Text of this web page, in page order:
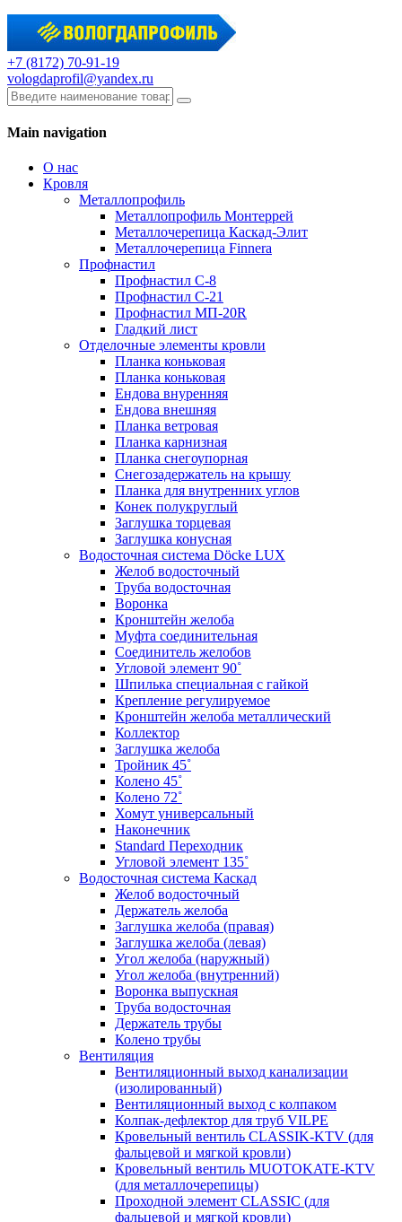
+7 (8172) 70-91-19
vologdaprofil@yandex.ru
Main navigation
О нас
Кровля
Металлопрофиль
Металлопрофиль Монтеррей
Металлочерепица Каскад-Элит
Металлочерепица Finnera
Профнастил
Профнастил С-8
Профнастил С-21
Профнастил МП-20R
Гладкий лист
Отделочные элементы кровли
Планка коньковая
Планка коньковая
Ендова внуренняя
Ендова внешняя
Планка ветровая
Планка карнизная
Планка снегоупорная
Снегозадержатель на крышу
Планка для внутренних углов
Конек полукруглый
Заглушка торцевая
Заглушка конусная
Водосточная система Döcke LUX
Желоб водосточный
Труба водосточная
Воронка
Кронштейн желоба
Муфта соединительная
Соединитель желобов
Угловой элемент 90˚
Шпилька специальная с гайкой
Крепление регулируемое
Кронштейн желоба металлический
Коллектор
Заглушка желоба
Тройник 45˚
Колено 45˚
Колено 72˚
Хомут универсальный
Наконечник
Standard Переходник
Угловой элемент 135˚
Водосточная система Каскад
Желоб водосточный
Держатель желоба
Заглушка желоба (правая)
Заглушка желоба (левая)
Угол желоба (наружный)
Угол желоба (внутренний)
Воронка выпускная
Труба водосточная
Держатель трубы
Колено трубы
Вентиляция
Вентиляционный выход канализации
(изолированный)
Вентиляционный выход с колпаком
Колпак-дефлектор для труб VILPE
Кровельный вентиль CLASSIK-KTV (для
фальцевой и мягкой кровли)
Кровельный вентиль MUOTOKATE-KTV
(для металлочерепицы)
Проходной элемент CLASSIC (для
фальцевой и мягкой кровли)